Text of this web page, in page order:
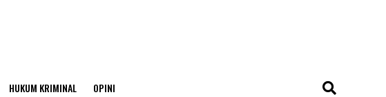
HUKUM KRIMINAL OPINI